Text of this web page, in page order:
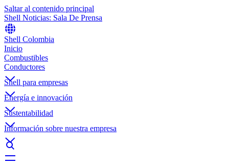
Saltar al contenido principal
Shell Noticias: Sala De Prensa
Shell Colombia
Inicio
Combustibles
Conductores
Shell para empresas
Energía e innovación
Sustentabilidad
Información sobre nuestra empresa